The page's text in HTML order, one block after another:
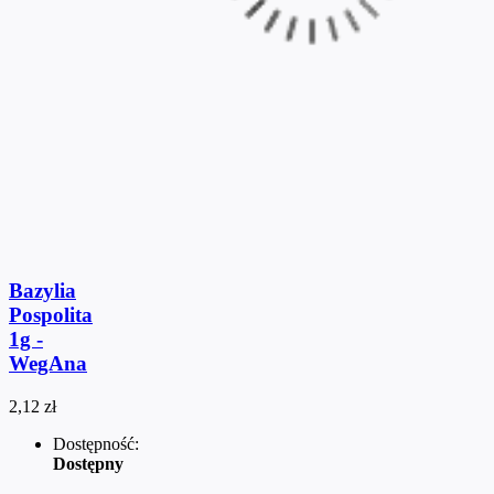
Bazylia
Pospolita
1g -
WegAna
2,12 zł
Dostępność:
Dostępny